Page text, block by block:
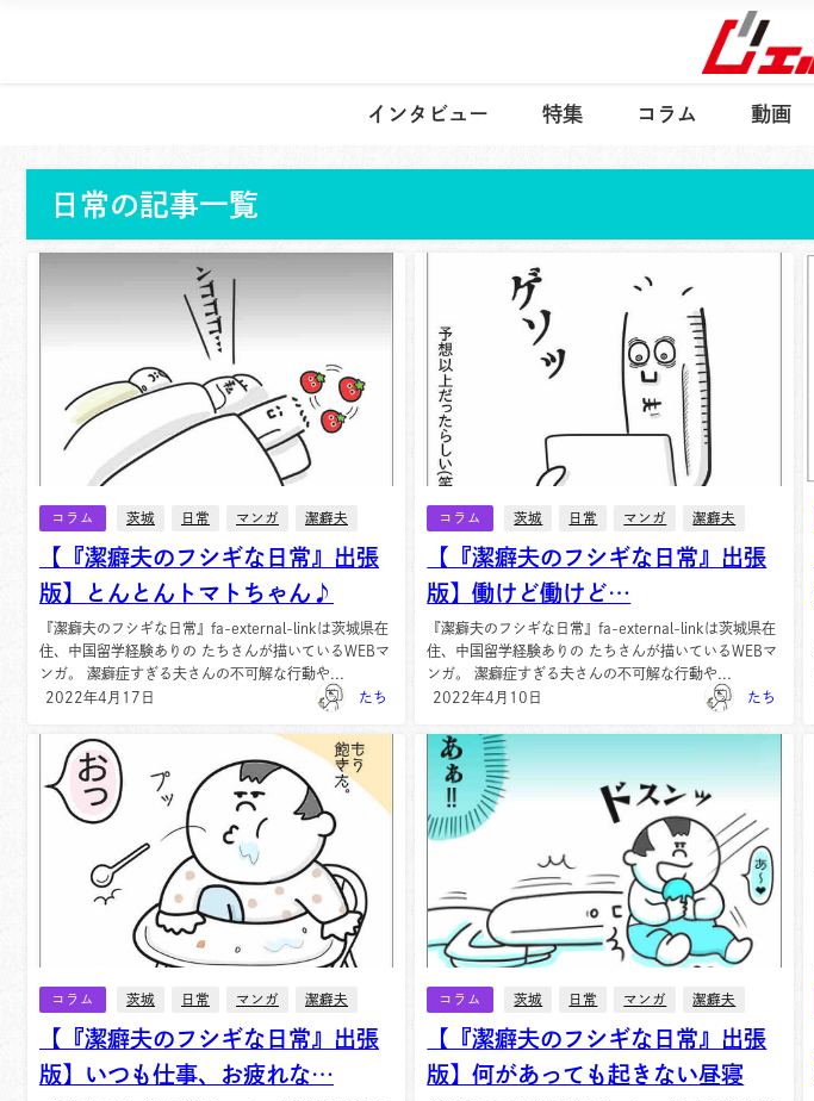
インタビュー 特集 コラム 動画
日常の記事一覧
コラム 茨城 日常 マンガ 潔癖夫
【『潔癖夫のフシギな日常』出張
版】とんとんトマトちゃん♪
『潔癖夫のフシギな日常』fa-external-linkは茨城県在
住、中国留学経験ありの たちさんが描いているWEBマ
ンガ。 潔癖症すぎる夫さんの不可解な行動や...
2022年4月17日
たち
コラム 茨城 日常 マンガ 潔癖夫
【『潔癖夫のフシギな日常』出張
版】働けど働けど…
『潔癖夫のフシギな日常』fa-external-linkは茨城県在
住、中国留学経験ありの たちさんが描いているWEBマ
ンガ。 潔癖症すぎる夫さんの不可解な行動や...
2022年4月10日
たち
コラム 茨城 日常 マンガ 潔癖夫
【『潔癖夫のフシギな日常』出張
版】いつも仕事、お疲れな…
コラム 茨城 日常 マンガ 潔癖夫
【『潔癖夫のフシギな日常』出張
版】何があっても起きない昼寝